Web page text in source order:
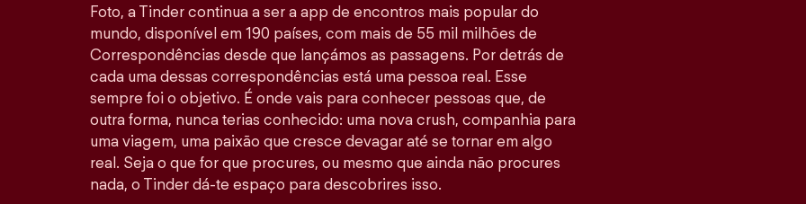
Foto, a Tinder continua a ser a app de encontros mais popular do
mundo, disponível em 190 países, com mais de 55 mil milhões de
Correspondências desde que lançámos as passagens. Por detrás de
cada uma dessas correspondências está uma pessoa real. Esse
sempre foi o objetivo. É onde vais para conhecer pessoas que, de
outra forma, nunca terias conhecido: uma nova crush, companhia para
uma viagem, uma paixão que cresce devagar até se tornar em algo
real. Seja o que for que procures, ou mesmo que ainda não procures
nada, o Tinder dá-te espaço para descobrires isso.